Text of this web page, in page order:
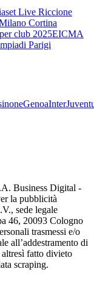
Live Riccione
Cortina
club 2025EICMA
Parigi
GenoaInter
Business Digital -
la pubblicità
sede legale
46, 20093 Cologno
trasmessi e/o
all’addestramento di
fatto divieto
scraping.